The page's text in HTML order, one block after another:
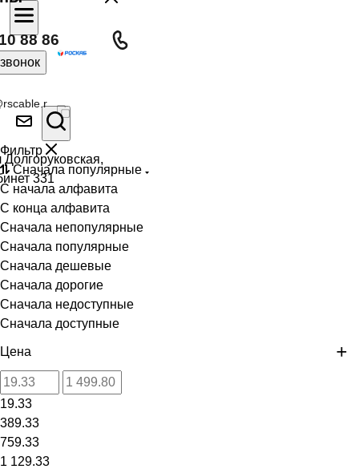
88 86
331
Фильтр
Сначала популярные
С начала алфавита
С конца алфавита
Сначала непопулярные
Сначала популярные
Сначала дешевые
Сначала дорогие
Сначала недоступные
Сначала доступные
Цена
19.33
389.33
759.33
1 129.33